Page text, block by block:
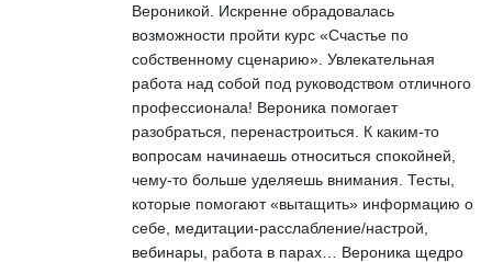
Вероникой. Искренне обрадовалась
возможности пройти курс «Счастье по
собственному сценарию». Увлекательная
работа над собой под руководством отличного
профессионала! Вероника помогает
разобраться, перенастроиться. К каким-то
вопросам начинаешь относиться спокойней,
чему-то больше уделяешь внимания. Тесты,
которые помогают «вытащить» информацию о
себе, медитации-расслабление/настрой,
вебинары, работа в парах… Вероника щедро